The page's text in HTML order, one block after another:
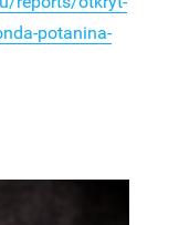
potanina-